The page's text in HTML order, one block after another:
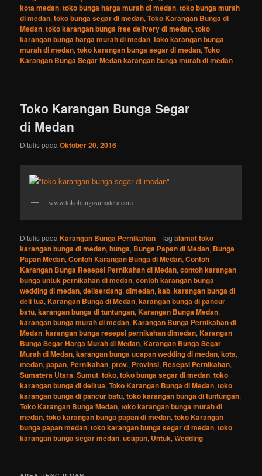
kota medan,toko bunga harga murah di medan,toko bunga murah
di medan,toko bunga segar di medan,Toko Karangan Bunga di
Medan,toko karangan bunga free delivery di medan,toko
karangan bunga harga murah di medan,toko karangan bunga
murah di medan,toko karangan bunga segar di medan,Toko
Karangan Bunga Segar Medan karangan bunga murah di medan
Toko Karangan Bunga Segar
di Medan
Ditulis padaOktober 20, 2016
www.tokobungasumatera.com
Ditulis padaKarangan Bunga Pernikahan |Tag alamat toko
karangan bunga di medan,bunga, Bunga Papan di Medan, Bunga
Papan Medan,Contoh Karangan Bunga di Medan,Contoh
Karangan Bunga Resepsi Pernikahan di Medan,contoh karangan
bunga untuk pernikahan di medan,contoh karangan bunga
wedding di medan,deliserdang,dimedan,kab,karangan bunga di
deli tua,Karangan Bunga di Medan,karangan bunga di pancur
batu,karangan bunga di tuntungan,Karangan Bunga Medan,
karangan bunga murah di medan,Karangan Bunga Pernikahan di
Medan,karangan bunga resepsi pernikahan dimedan,Karangan
Bunga Segar Harga Murah di Medan,Karangan Bunga Segar
Murah di Medan,karangan bunga ucapan wedding di medan,kota,
medan,papan, Pernikahan,prov., Provinsi, Resepsi Pernikahan,
Sumatera Utara,Sumut,toko,toko bunga segar di medan,toko
karangan bunga di delitua,Toko Karangan Bunga di Medan,toko
karangan bunga di pancur batu,toko karangan bunga di tuntungan,
Toko Karangan Bunga Medan,toko karangan bunga murah di
medan,toko karangan bunga papan di medan,toko Karangan
bunga papan medan,toko karangan bunga segar di medan,toko
karangan bunga segar medan,ucapan, Untuk,Wedding